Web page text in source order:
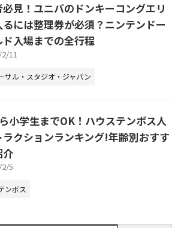
見！ユニバのドンキーコングエリ
るには整理券が必須？ニンテンドー
ド入場までの全行程
11
サル・スタジオ・ジャパン
小学生までOK！ハウステンボス人
クションランキング!年齢別おすす
介
5
ンボス